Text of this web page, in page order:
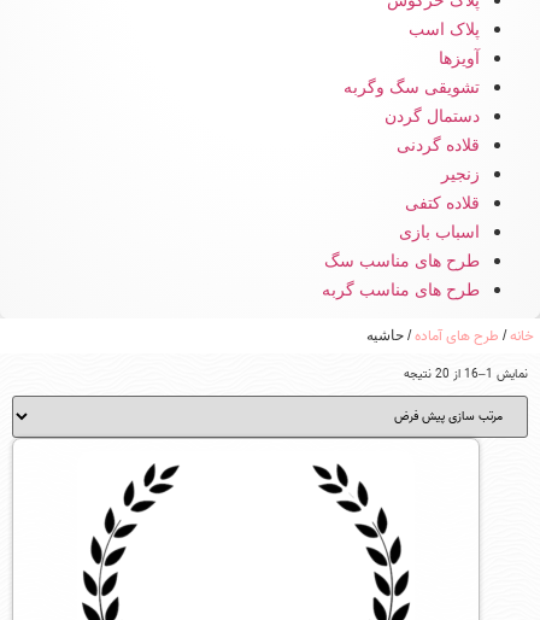
پلاک اسب
آویزها
تشویقی سگ وگربه
دستمال گردن
قلاده گردنی
زنجیر
قلاده کتفی
اسباب بازی
طرح های مناسب سگ
طرح های مناسب گربه
خانه/ طرح های آماده/ حاشیه
نمایش 1–16 از 20 نتیجه